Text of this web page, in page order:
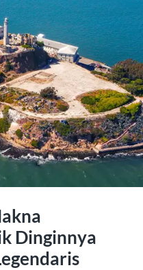
Dinginnya